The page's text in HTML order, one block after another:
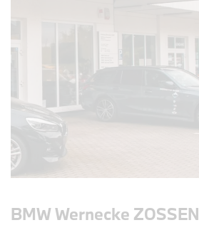
BMW Wernecke ZOSSEN